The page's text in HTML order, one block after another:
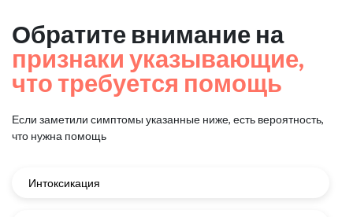
Обратите внимание на
признаки указывающие,
что требуется помощь
Если заметили симптомы указанные ниже, есть вероятность,
что нужна помощь
Интоксикация